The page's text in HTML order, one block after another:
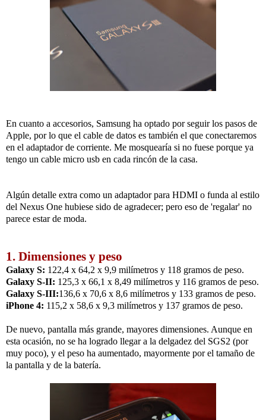
En cuanto a accesorios, Samsung ha optado por seguir los pasos de
Apple, por lo que el cable de datos es también el que conectaremos
en el adaptador de corriente. Me mosquearía si no fuese porque ya
tengo un cable micro usb en cada rincón de la casa.
Algún detalle extra como un adaptador para HDMI o funda al estilo
del Nexus One hubiese sido de agradecer; pero eso de 'regalar' no
parece estar de moda.
1. Dimensiones y peso
Galaxy S: 122,4 x 64,2 x 9,9 milímetros y 118 gramos de peso.
Galaxy S-II: 125,3 x 66,1 x 8,49 milímetros y 116 gramos de peso.
Galaxy S-III:136,6 x 70,6 x 8,6 milímetros y 133 gramos de peso.
iPhone 4: 115,2 x 58,6 x 9,3 milímetros y 137 gramos de peso.
De nuevo, pantalla más grande, mayores dimensiones. Aunque en
esta ocasión, no se ha logrado llegar a la delgadez del SGS2 (por
muy poco), y el peso ha aumentado, mayormente por el tamaño de
la pantalla y de la batería.